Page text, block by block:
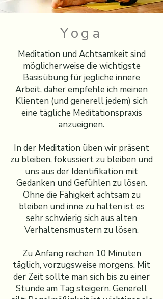
Yoga
Meditation und Achtsamkeit sind
möglicherweise die wichtigste
Basisübung für jegliche innere
Arbeit, daher empfehle ich meinen
Klienten (und generell jedem) sich
eine tägliche Meditationspraxis
anzueignen.
In der Meditation üben wir präsent
zu bleiben, fokussiert zu bleiben und
uns aus der Identifikation mit
Gedanken und Gefühlen zu lösen.
Ohne die Fähigkeit achtsam zu
bleiben und inne zu halten ist es
sehr schwierig sich aus alten
Verhaltensmustern zu lösen.
Zu Anfang reichen 10 Minuten
täglich, vorzugsweise morgens. Mit
der Zeit sollte man sich bis zu einer
Stunde am Tag steigern. Generell